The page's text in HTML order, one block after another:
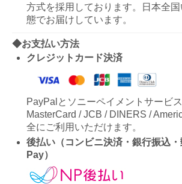
方式を採用しております。日本全
態でお届けしています。
◆お支払い方法
クレジットカード決済
PayPalとソニーペイメントサービ
MasterCard / JCB / DINERS /
全にご利用いただけます。
後払い（コンビニ決済・銀行振込
Pay）